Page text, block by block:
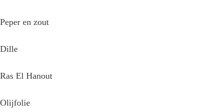
Peper en zout
Dille
Ras El Hanout
Olijfolie